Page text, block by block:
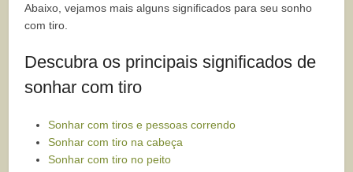
Abaixo, vejamos mais alguns significados para seu sonho
com tiro.
Descubra os principais significados de
sonhar com tiro
Sonhar com tiros e pessoas correndo
Sonhar com tiro na cabeça
Sonhar com tiro no peito